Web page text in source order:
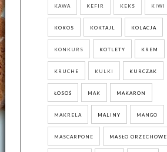
KAWA KEFIR KEKS KIWI
KOKOS KOKTAJL KOLACJA
KONKURS KOTLETY KREM
KRUCHE KULKI KURCZAK
ŁOSOŚ MAK MAKARON
MAKRELA MALINY MANGO
MASCARPONE MASŁO ORZECHOWE